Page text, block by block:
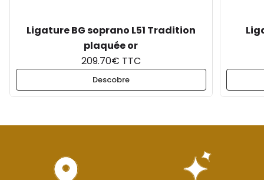
Ligature BG soprano L51 Tradition
plaquée or
209.70€ TTC
Descobre